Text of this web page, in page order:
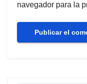
navegador para la